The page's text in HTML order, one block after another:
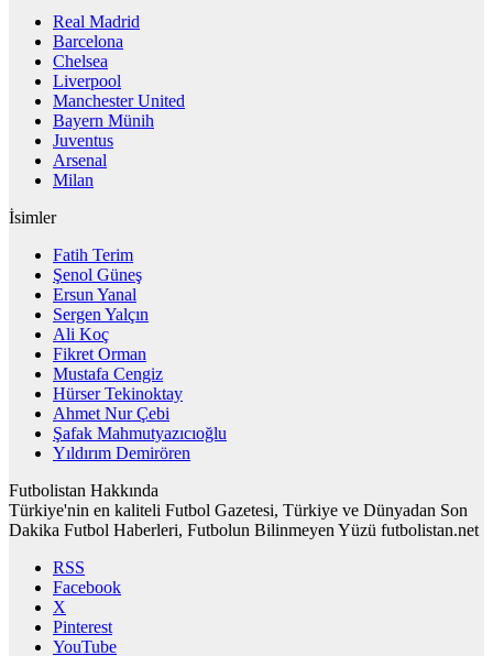
Real Madrid
Barcelona
Chelsea
Liverpool
Manchester United
Bayern Münih
Juventus
Arsenal
Milan
İsimler
Fatih Terim
Şenol Güneş
Ersun Yanal
Sergen Yalçın
Ali Koç
Fikret Orman
Mustafa Cengiz
Hürser Tekinoktay
Ahmet Nur Çebi
Şafak Mahmutyazıcıoğlu
Yıldırım Demirören
Futbolistan Hakkında
Türkiye'nin en kaliteli Futbol Gazetesi, Türkiye ve Dünyadan Son
Dakika Futbol Haberleri, Futbolun Bilinmeyen Yüzü futbolistan.net
RSS
Facebook
X
Pinterest
YouTube